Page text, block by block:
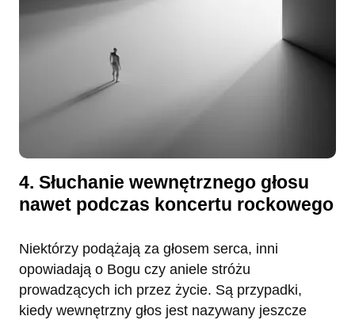
4. Słuchanie wewnętrznego głosu
nawet podczas koncertu rockowego
Niektórzy podążają za głosem serca, inni
opowiadają o Bogu czy aniele stróżu
prowadzących ich przez życie. Są przypadki,
kiedy wewnętrzny głos jest nazywany jeszcze